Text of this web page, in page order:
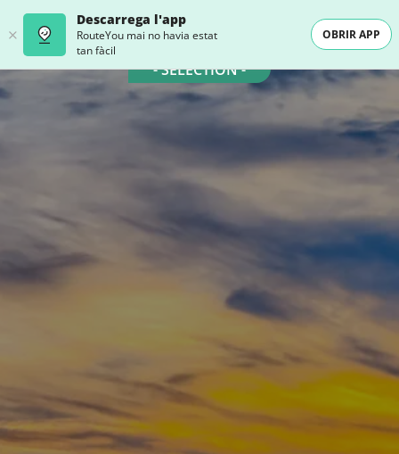
Descarrega l'app
RouteYou mai no havia estat
tan fàcil
OBRIR APP
- SELECTION -